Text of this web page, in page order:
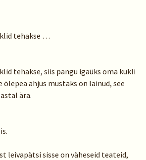
tehakse …
tehakse, siis pangu igaüks oma kukli
õlepea ahjus mustaks on läinud, see
ära.
leivapätsi sisse on väheseid teateid,